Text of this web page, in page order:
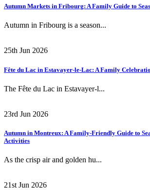
Autumn Markets in Fribourg: A Family Guide to
Autumn in Fribourg is a season...
25th Jun 2026
Fête du Lac in Estavayer-le-Lac: A Family
The Fête du Lac in Estavayer-l...
23rd Jun 2026
Autumn in Montreux: A Family-Friendly Guide to
Activities
As the crisp air and golden hu...
21st Jun 2026